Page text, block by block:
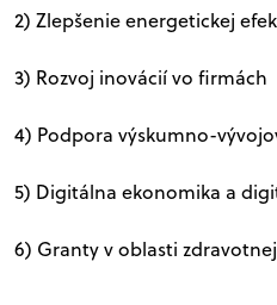
2) Zlepšenie energetickej
3) Rozvoj inovácií vo firmách
4) Podpora výskumno-
5) Digitálna ekonomika a
6) Granty v oblasti